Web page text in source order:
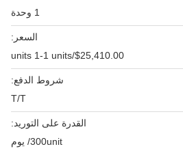
1 وحدة
السعر:
$25,410.00/units 1-1 units
شروط الدفع:
T/T
القدرة على التوريد:
300unit/ يوم